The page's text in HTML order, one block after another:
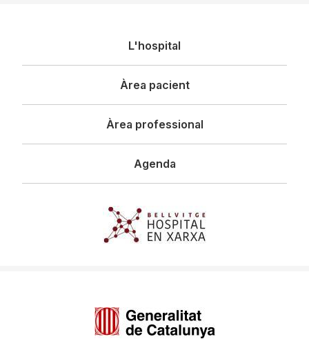
principal
L'hospital
Àrea pacient
Àrea professional
Agenda